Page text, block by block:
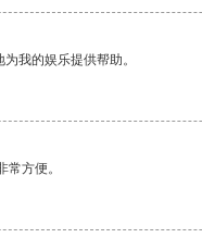
我的娱乐提供帮助。
方便。